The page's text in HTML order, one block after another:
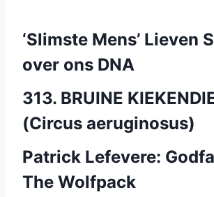
‘Slimste Mens’ Lieven
over ons DNA
313. BRUINE
(Circus aeruginosus)
Patrick Lefevere:
The Wolfpack